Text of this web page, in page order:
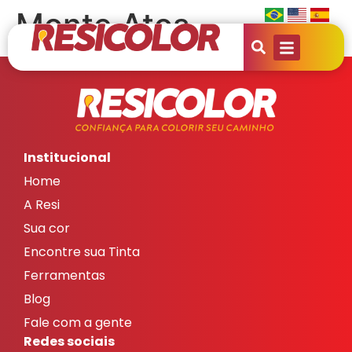
Monte Atos
Institucional
Home
A Resi
Sua cor
Encontre sua Tinta
Ferramentas
Blog
Fale com a gente
Redes sociais